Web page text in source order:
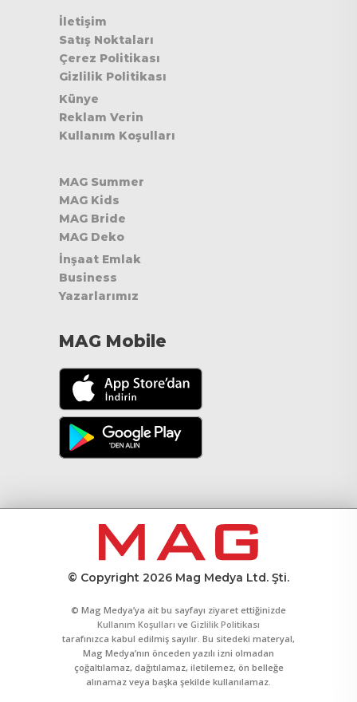
İletişim
Satış Noktaları
Çerez Politikası
Gizlilik Politikası
Künye
Reklam Verin
Kullanım Koşulları
MAG Summer
MAG Kids
MAG Bride
MAG Deko
İnşaat Emlak
Business
Yazarlarımız
MAG Mobile
© Copyright 2026 Mag Medya Ltd. Şti.
© Mag Medya’ya ait bu sayfayı ziyaret ettiğinizde
Kullanım Koşulları ve Gizlilik Politikası
tarafınızca kabul edilmiş sayılır. Bu sitedeki materyal,
Mag Medya’nın önceden yazılı izni olmadan
çoğaltılamaz, dağıtılamaz, iletilemez, ön belleğe
alınamaz veya başka şekilde kullanılamaz.